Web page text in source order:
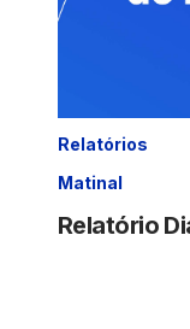
Relatórios
Matinal
Relatório